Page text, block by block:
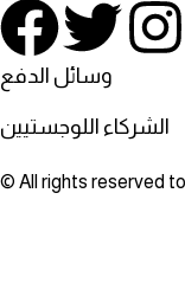
وسائل الدفع
الشركاء اللوجستيين
© All rights reserved